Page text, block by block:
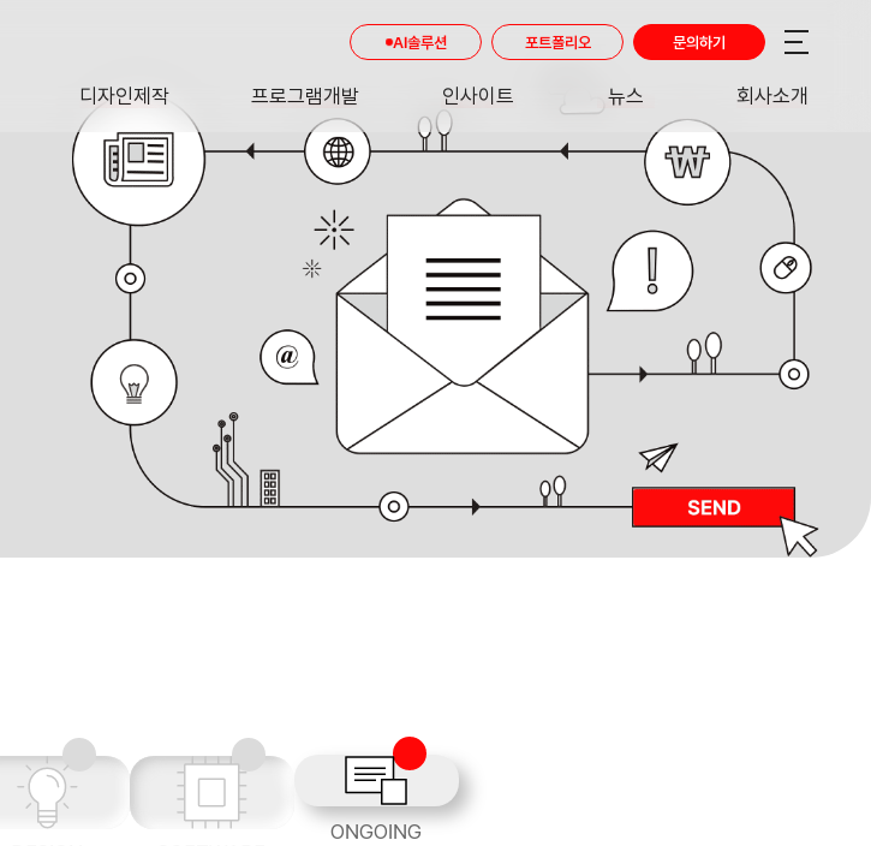
디자인제작
DESIGN
프로그램개발
SOFTWARE
인사이트
INSIGHT
뉴스
NEWS
회사소개
AI솔루션 포트폴리오 문의하기
ONGOING